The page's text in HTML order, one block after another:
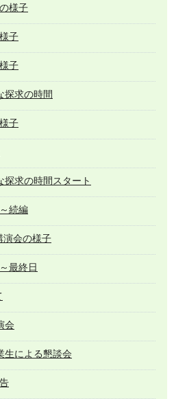
様子
子
子
探求の時間
子
求の時間スタート
続編
演会の様子
最終日
会
生による懇談会